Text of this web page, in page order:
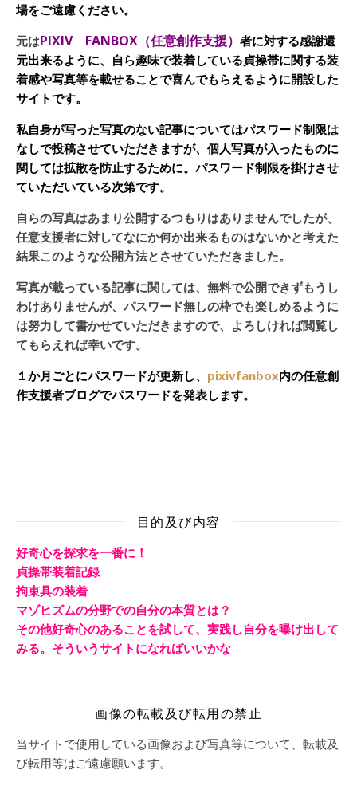
場をご遠慮ください。
元はPIXIV FANBOX（任意創作支援） 者に対する感謝還
元出来るように、自ら趣味で装着している貞操帯に関する装
着感や写真等を載せることで喜んでもらえるように開設した
サイトです。
私自身が写った写真のない記事についてはパスワード制限は
なしで投稿させていただきますが、個人写真が入ったものに
関しては拡散を防止するために。パスワード制限を掛けさせ
ていただいている次第です。
自らの写真はあまり公開するつもりはありませんでしたが、
任意支援者に対してなにか何か出来るものはないかと考えた
結果このような公開方法とさせていただきました。
写真が載っている記事に関しては、無料で公開できずもうし
わけありませんが、パスワード無しの枠でも楽しめるように
は努力して書かせていただきますので、よろしければ閲覧し
てもらえれば幸いです。
１か月ごとにパスワードが更新し、 pixivfanbox内の任意創
作支援者ブログでパスワードを発表します。
目的及び内容
好奇心を探求を一番に！
貞操帯装着記録
拘束具の装着
マゾヒズムの分野での自分の本質とは？
その他好奇心のあることを試して、実践し自分を曝け出して
みる。そういうサイトになればいいかな
画像の転載及び転用の禁止
当サイトで使用している画像および写真等について、転載及
び転用等はご遠慮願います。